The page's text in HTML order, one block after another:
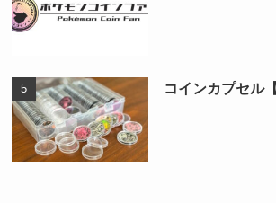
コインカプセル